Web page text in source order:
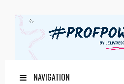
NAVIGATION